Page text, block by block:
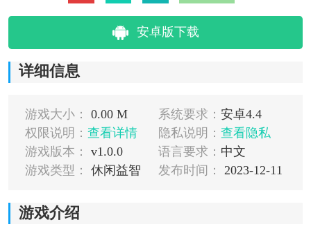
安卓版下载
详细信息
游戏大小： 0.00 M 系统要求： 安卓4.4
权限说明： 查看详情 隐私说明： 查看隐私
游戏版本：
v1.0.0 语言要求： 中文
游戏类型：
休闲益智 发布时间： 2023-12-11
游戏介绍